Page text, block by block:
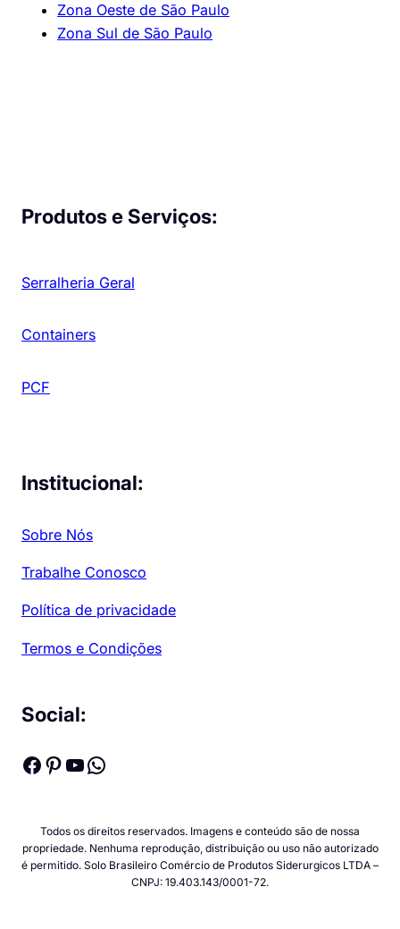
Zona Oeste de São Paulo
Zona Sul de São Paulo
Produtos e Serviços:
Serralheria Geral
Containers
PCF
Institucional:
Sobre Nós
Trabalhe Conosco
Política de privacidade
Termos e Condições
Social:
Facebook Pinterest Youtube WhatsApp
Todos os direitos reservados. Imagens e conteúdo são de nossa
propriedade. Nenhuma reprodução, distribuição ou uso não autorizado
é permitido. Solo Brasileiro Comércio de Produtos Siderurgicos LTDA –
CNPJ: 19.403.143/0001-72.